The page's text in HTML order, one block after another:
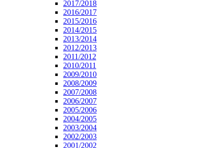
2017/2018
2016/2017
2015/2016
2014/2015
2013/2014
2012/2013
2011/2012
2010/2011
2009/2010
2008/2009
2007/2008
2006/2007
2005/2006
2004/2005
2003/2004
2002/2003
2001/2002